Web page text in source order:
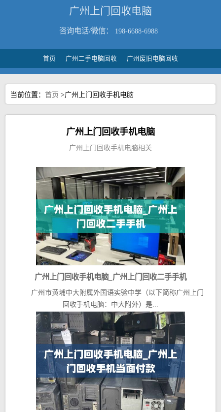
广州上门回收电脑
咨询电话/微信： 198-6688-6988
首页 广州二手电脑回收 广州废旧电脑回收
当前位置： 首页 >广州上门回收手机电脑
广州上门回收手机电脑
广州上门回收手机电脑相关
广州上门回收手机电脑_广州上门回收二手手机
广州市黄埔中大附属外国语实验中学（以下简称广州上门
回收手机电脑：中大附外）是...